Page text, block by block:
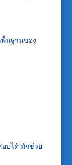
นฐานของ
อบได้ มักช่วย